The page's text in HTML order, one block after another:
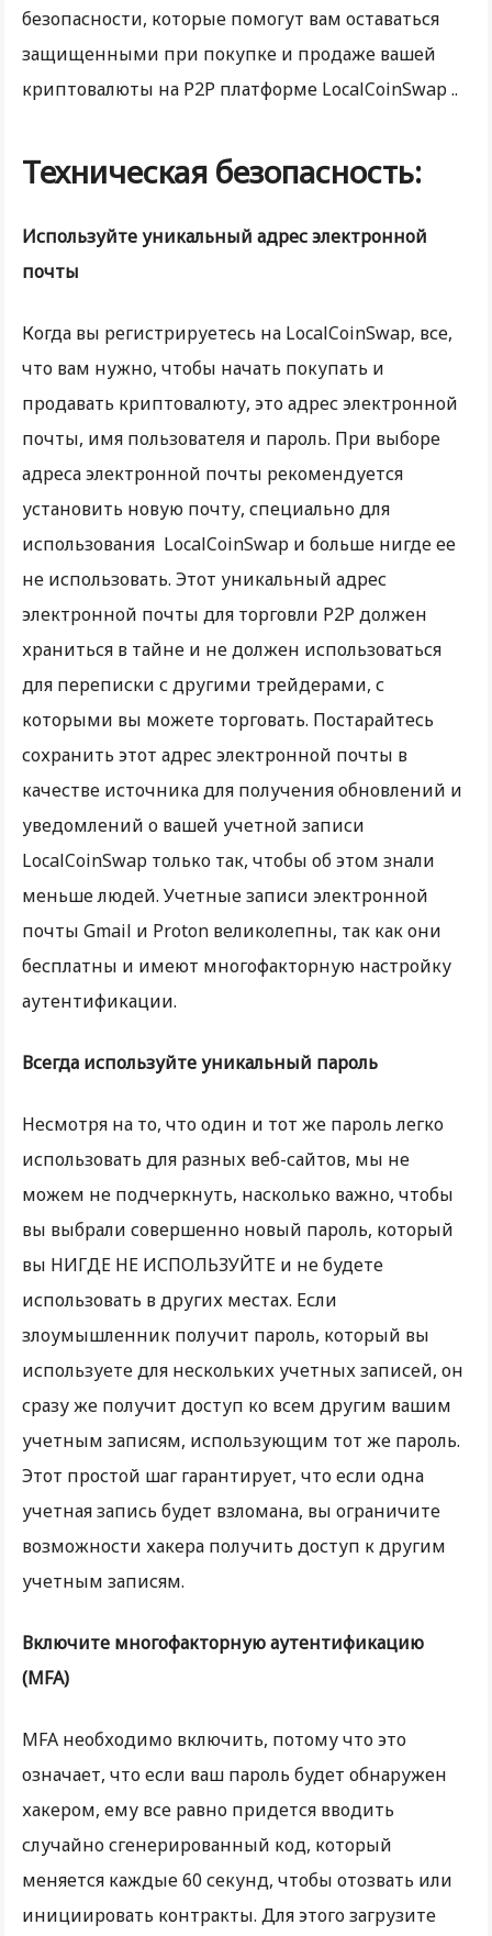
безопасности, которые помогут вам оставаться
защищенными при покупке и продаже вашей
криптовалюты на Р2Р платформе LocalCoinSwap ..
Техническая безопасность:
Используйте уникальный адрес электронной
почты
Когда вы регистрируетесь на LocalCoinSwap, все,
что вам нужно, чтобы начать покупать и
продавать криптовалюту, это адрес электронной
почты, имя пользователя и пароль. При выборе
адреса электронной почты рекомендуется
установить новую почту, специально для
использования LocalCoinSwap и больше нигде ее
не использовать. Этот уникальный адрес
электронной почты для торговли Р2Р должен
храниться в тайне и не должен использоваться
для переписки с другими трейдерами, с
которыми вы можете торговать. Постарайтесь
сохранить этот адрес электронной почты в
качестве источника для получения обновлений и
уведомлений о вашей учетной записи
LocalCoinSwap только так, чтобы об этом знали
меньше людей. Учетные записи электронной
почты Gmail и Proton великолепны, так как они
бесплатны и имеют многофакторную настройку
аутентификации.
Всегда используйте уникальный пароль
Несмотря на то, что один и тот же пароль легко
использовать для разных веб-сайтов, мы не
можем не подчеркнуть, насколько важно, чтобы
вы выбрали совершенно новый пароль, который
вы НИГДЕ НЕ ИСПОЛЬЗУЙТЕ и не будете
использовать в других местах. Если
злоумышленник получит пароль, который вы
используете для нескольких учетных записей, он
сразу же получит доступ ко всем другим вашим
учетным записям, использующим тот же пароль.
Этот простой шаг гарантирует, что если одна
учетная запись будет взломана, вы ограничите
возможности хакера получить доступ к другим
учетным записям.
Включите многофакторную аутентификацию
(MFA)
MFA необходимо включить, потому что это
означает, что если ваш пароль будет обнаружен
хакером, ему все равно придется вводить
случайно сгенерированный код, который
меняется каждые 60 секунд, чтобы отозвать или
инициировать контракты. Для этого загрузите